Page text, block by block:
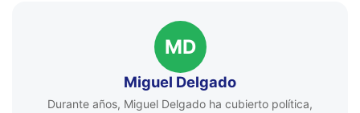
MD
Miguel Delgado
Durante años, Miguel Delgado ha cubierto política,